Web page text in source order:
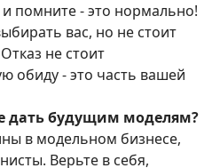
и помните - это нормально!
вас, но не стоит
не стоит
обиду - это часть вашей
дать будущим моделям?
в модельном бизнесе,
Верьте в себя,